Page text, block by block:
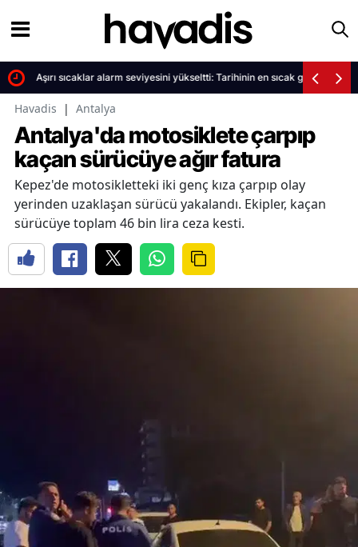
Aşırı sıcaklar alarm seviyesini yükseltti: Tarihinin en sıcak gününü
Havadis | Antalya
Antalya'da motosiklete çarpıp
kaçan sürücüye ağır fatura
Kepez'de motosikletteki iki genç kıza çarpıp olay
yerinden uzaklaşan sürücü yakalandı. Ekipler, kaçan
sürücüye toplam 46 bin lira ceza kesti.